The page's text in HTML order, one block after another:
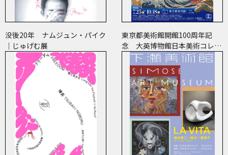
没後20年 ナムジュン・パイク
｜じゅげむ展
東京都美術館開館100周年記
念 大英博物館日本美術コレク
ション 百花繚乱～海を越えた
江戸絵画